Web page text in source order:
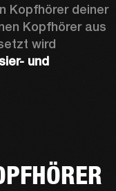
Kopfhörer deiner
Kopfhörer aus
wird
und